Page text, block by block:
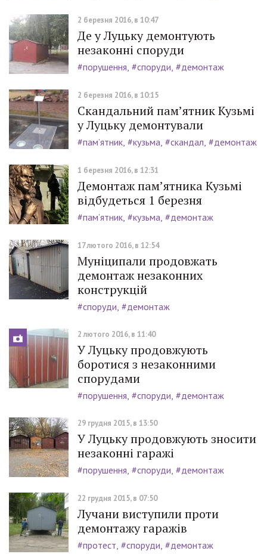
2 березня 2016, в 10:47
Де у Луцьку демонтують
незаконні споруди
#порушення #споруди #демонтаж
2 березня 2016, в 10:15
Скандальний пам’ятник Кузьмі
у Луцьку демонтували
#пам’ятник #кузьма #скандал #демонтаж
1 березня 2016, в 12:31
Демонтаж пам’ятника Кузьмі
відбудеться 1 березня
#пам’ятник #кузьма #демонтаж
17 лютого 2016, в 12:54
Муніципали продовжать
демонтаж незаконних
конструкцій
#споруди #демонтаж
2 лютого 2016, в 11:40
У Луцьку продовжують
боротися з незаконними
спорудами
#порушення #споруди #демонтаж
29 грудня 2015, в 13:50
У Луцьку продовжують зносити
незаконні гаражі
#порушення #споруди #демонтаж
22 грудня 2015, в 07:50
Лучани виступили проти
демонтажу гаражів
#протест #споруди #демонтаж